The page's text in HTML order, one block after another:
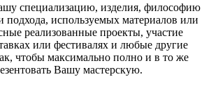
специализацию, изделия, философию
подхода, используемых материалов или
реализованные проекты, участие
или фестивалях и любые другие
чтобы максимально полно и в то же
Вашу мастерскую.